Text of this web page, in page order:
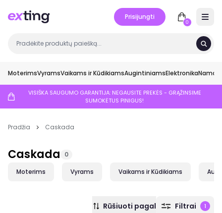
Prisijungti
0
MoterimsVyramsVaikams ir KūdikiamsAugintiniamsElektronikaNamai
VISIŠKA SAUGUMO GARANTIJA: NEGAUSITE PREKĖS - GRĄŽINSIME
SUMOKĖTUS PINIGUS!
Pradžia Caskada
Caskada 0
Moterims Vyrams Vaikams ir Kūdikiams
Rūšiuoti pagal Filtrai 1